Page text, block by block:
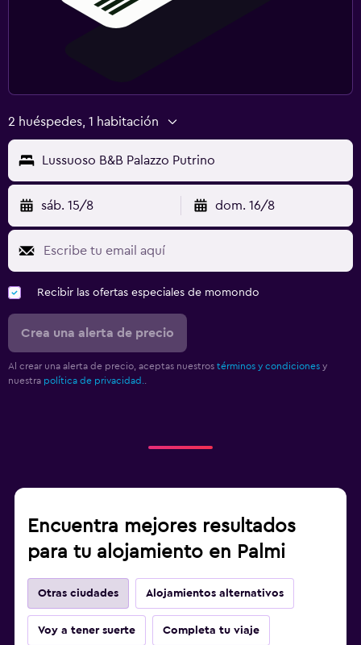
Comedor al aire libre
Muebles de exterior
Terraza/patio
Parrilla
Terraza
Estacionamiento y transporte
Traslado al aeropuerto (con cargos)
Estacionamiento gratuito
Servicio de traslado (cargo adicional)
Estacionamiento en la calle
Habitación
Armario o clóset
Salud y seguridad
Limpieza diaria
Cámaras CCTV en el exterior
Botiquín de primeros auxilios
2 huéspedes, 1 habitación
Lussuoso B&B Palazzo Putrino
sáb. 15/8 dom. 16/8
Recibir las ofertas especiales de momondo
Crea una alerta de precio
Al crear una alerta de precio, aceptas nuestros términos y condiciones y
nuestra política de privacidad.
Encuentra mejores resultados
para tu alojamiento en Palmi
Otras ciudades Alojamientos alternativos
Voy a tener suerte Completa tu viaje